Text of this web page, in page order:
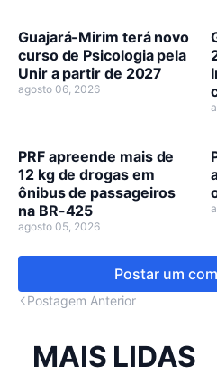
Guajará-Mirim terá novo
curso de Psicologia pela
Unir a partir de 2027
agosto 06, 2026
PRF apreende mais de
12 kg de drogas em
ônibus de passageiros
na BR-425
agosto 05, 2026
Postar um
Postagem Anterior
MAIS LIDAS